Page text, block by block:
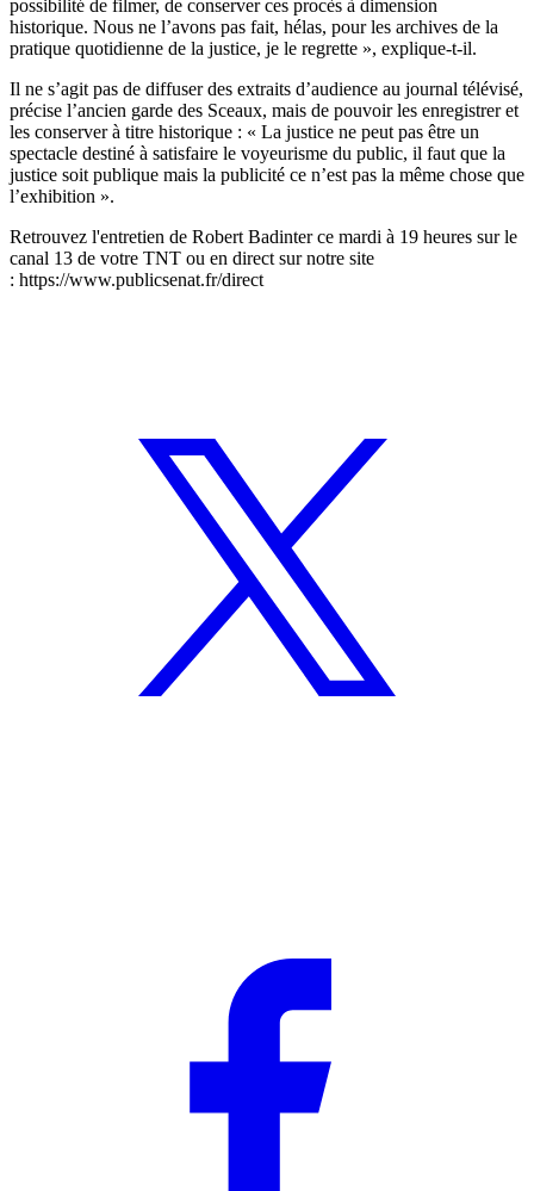
possibilité de filmer, de conserver ces procès à dimension
historique. Nous ne l’avons pas fait, hélas, pour les archives de la
pratique quotidienne de la justice, je le regrette », explique-t-il.
Il ne s’agit pas de diffuser des extraits d’audience au journal télévisé,
précise l’ancien garde des Sceaux, mais de pouvoir les enregistrer et
les conserver à titre historique : « La justice ne peut pas être un
spectacle destiné à satisfaire le voyeurisme du public, il faut que la
justice soit publique mais la publicité ce n’est pas la même chose que
l’exhibition ».
Retrouvez l'entretien de Robert Badinter ce mardi à 19 heures sur le
canal 13 de votre TNT ou en direct sur notre site
: https://www.publicsenat.fr/direct